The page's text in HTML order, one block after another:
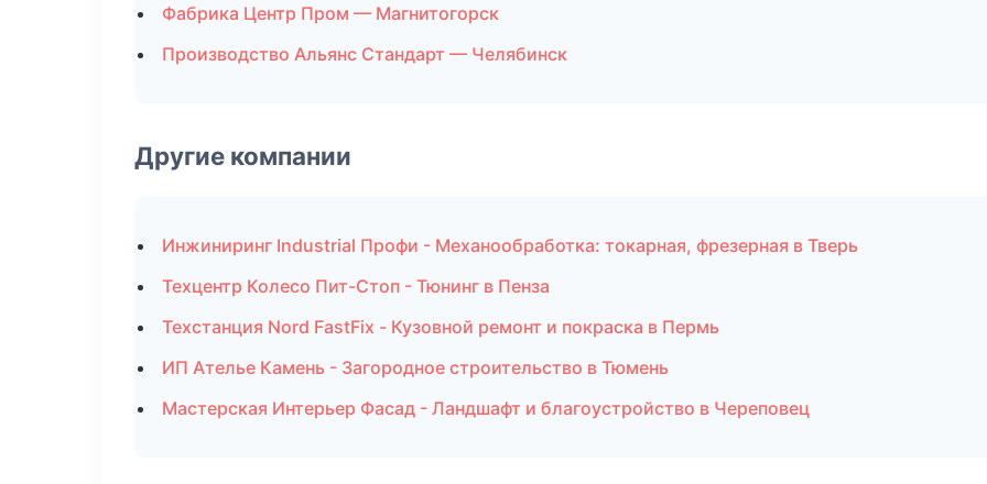
Фабрика Центр Пром — Магнитогорск
Производство Альянс Стандарт — Челябинск
Другие компании
Инжиниринг Industrial Профи - Механообработка: токарная, фрезерная в Тверь
Техцентр Колесо Пит-Стоп - Тюнинг в Пенза
Техстанция Nord FastFix - Кузовной ремонт и покраска в Пермь
ИП Ателье Камень - Загородное строительство в Тюмень
Мастерская Интерьер Фасад - Ландшафт и благоустройство в Череповец